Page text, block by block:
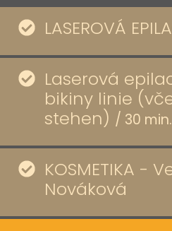
LASEROVÁ
Laserová
bikiny linie
stehen) / 30 min.
KOSMETIKA -
Nováková